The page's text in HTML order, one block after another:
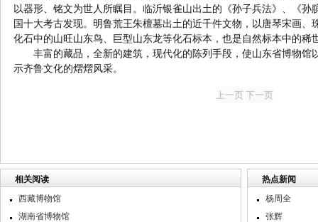
以器形、铭文为世人所瞩目。临沂银雀山出土的《孙子兵法》、《孙
国十大考古发现。明鲁荒王朱檀墓出土的近千件文物，以唐琴宋画、
化石中的山旺山东鸟、巨型山东龙等化石标本，也是自然标本中的稀
丰富的藏品，全新的建筑，现代化的陈列手段，使山东省博物馆
示齐鲁文化的熠熠风采。
相关阅读
西藏博物馆
湖南省博物馆
热点新闻
杨周全
张辉